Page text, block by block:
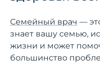
Семейный врач —
знает вашу семью,
жизни и может
большинство